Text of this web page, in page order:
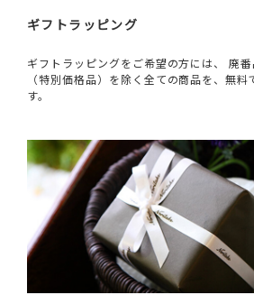
ギフトラッピング
ギフトラッピングをご希望の方には、 廃
（特別価格品）を除く全ての商品を、無
す。